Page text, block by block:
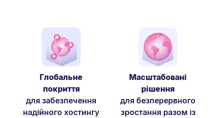
Глобальне
покриття
для забезпечення
надійного хостингу
Масштабовані
рішення
для безперервного
зростання разом із